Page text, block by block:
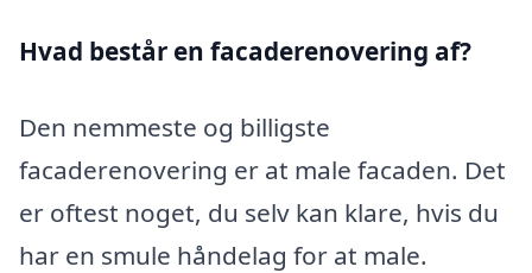
Hvad består en facaderenovering af?
Den nemmeste og billigste
facaderenovering er at male facaden. Det
er oftest noget, du selv kan klare, hvis du
har en smule håndelag for at male.